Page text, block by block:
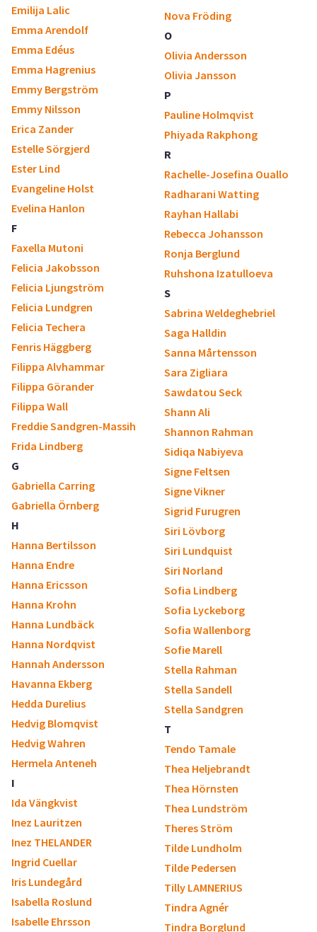
Emilija Lalic
Emma Arendolf
Emma Edéus
Emma Hagrenius
Emmy Bergström
Emmy Nilsson
Erica Zander
Estelle Sörgjerd
Ester Lind
Evangeline Holst
Evelina Hanlon
F
Faxella Mutoni
Felicia Jakobsson
Felicia Ljungström
Felicia Lundgren
Felicia Techera
Fenris Häggberg
Filippa Alvhammar
Filippa Görander
Filippa Wall
Freddie Sandgren-Massih
Frida Lindberg
G
Gabriella Carring
Gabriella Örnberg
H
Hanna Bertilsson
Hanna Endre
Hanna Ericsson
Hanna Krohn
Hanna Lundbäck
Hanna Nordqvist
Hannah Andersson
Havanna Ekberg
Hedda Durelius
Hedvig Blomqvist
Hedvig Wahren
Hermela Anteneh
I
Ida Vängkvist
Inez Lauritzen
Inez THELANDER
Ingrid Cuellar
Iris Lundegård
Isabella Roslund
Isabelle Ehrsson
Nova Fröding
O
Olivia Andersson
Olivia Jansson
P
Pauline Holmqvist
Phiyada Rakphong
R
Rachelle-Josefina Ouallo
Radharani Watting
Rayhan Hallabi
Rebecca Johansson
Ronja Berglund
Ruhshona Izatulloeva
S
Sabrina Weldeghebriel
Saga Halldin
Sanna Mårtensson
Sara Zigliara
Sawdatou Seck
Shann Ali
Shannon Rahman
Sidiqa Nabiyeva
Signe Feltsen
Signe Vikner
Sigrid Furugren
Siri Lövborg
Siri Lundquist
Siri Norland
Sofia Lindberg
Sofia Lyckeborg
Sofia Wallenborg
Sofie Marell
Stella Rahman
Stella Sandell
Stella Sandgren
T
Tendo Tamale
Thea Heljebrandt
Thea Hörnsten
Thea Lundström
Theres Ström
Tilde Lundholm
Tilde Pedersen
Tilly LAMNERIUS
Tindra Agnér
Tindra Borglund